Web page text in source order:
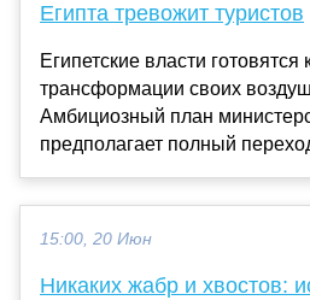
Египта тревожит туристов
Египетские власти
трансформации своих
Амбициозный план
предполагает полный
15:00, 20 Июн
Никаких жабр и хвостов: